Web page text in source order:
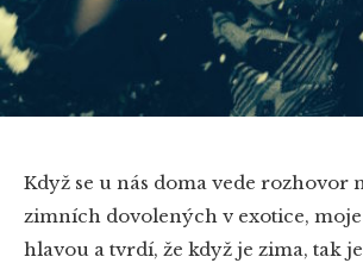
Když se u nás doma vede rozhovor
zimních dovolených v exotice,
hlavou a tvrdí, že když je zima, tak